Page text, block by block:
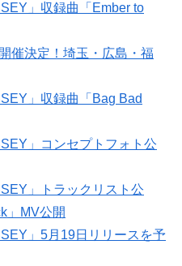
」収録曲「Ember to
催決定！埼玉・広島・福
」収録曲「Bag Bad
」コンセプトフォト公
」トラックリスト公
」MV公開
」5月19日リリースを予